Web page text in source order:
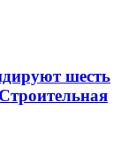
шесть